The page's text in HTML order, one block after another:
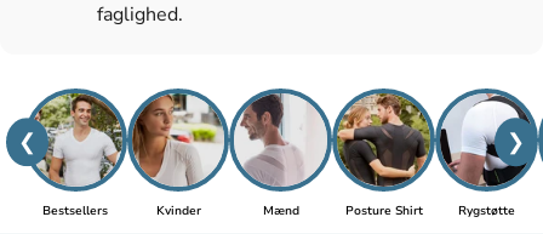
faglighed.
❮ ❯
Bestsellers Kvinder Mænd Posture Shirt Rygstøtte